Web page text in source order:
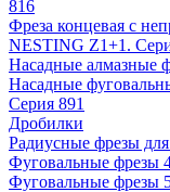
816
Фреза концевая с
NESTING Z1+1.
Насадные алмазные
Насадные
Серия 891
Дробилки
Радиусные фрезы
Фуговальные фрезы
Фуговальные фрезы